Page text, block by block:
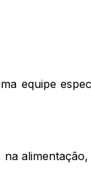
equipe
alimentação,